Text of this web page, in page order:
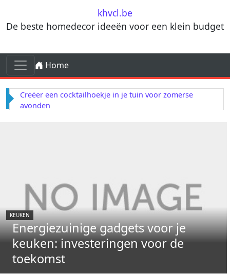
khvcl.be
De beste homedecor ideeën voor een klein budget
Skip to content
Main Navigation
Home
Creëer een cocktailhoekje in je tuin voor zomerse
avonden
KEUKEN
Energiezuinige gadgets voor je
keuken: investeringen voor de
toekomst